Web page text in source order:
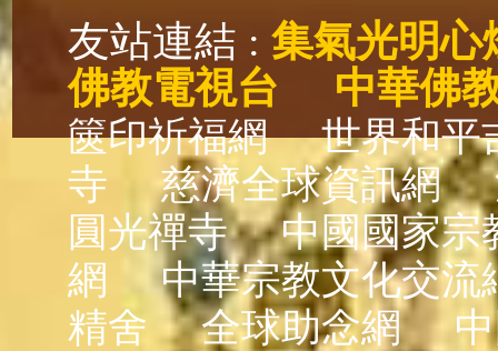
友站連結 : 集氣光明心
佛教電視台
中華佛
篋印祈福網
世界和平
寺
慈濟全球資訊網
圓光禪寺
中國國家宗
網
中華宗教文化交流
精舍
全球助念網